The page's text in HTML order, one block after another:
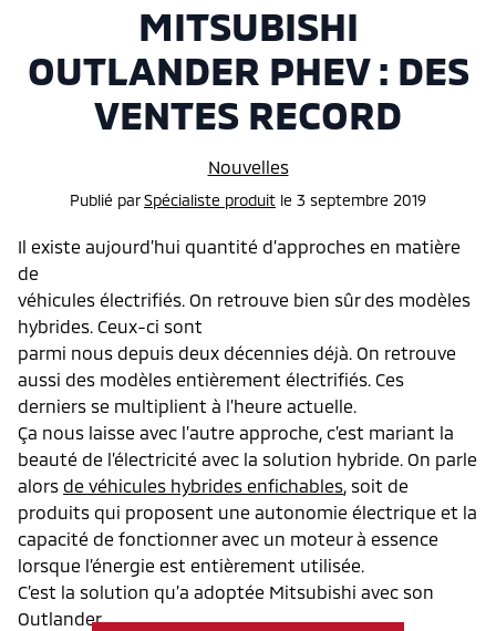
MITSUBISHI
OUTLANDER PHEV : DES
VENTES RECORD
Nouvelles
Publié par Spécialiste produit le 3 septembre 2019
Il existe aujourd’hui quantité d’approches en matière
de
véhicules électrifiés. On retrouve bien sûr des modèles
hybrides. Ceux-ci sont
parmi nous depuis deux décennies déjà. On retrouve
aussi des modèles entièrement électrifiés. Ces
derniers se multiplient à l’heure actuelle.
Ça nous laisse avec l’autre approche, c’est mariant la
beauté de l’électricité avec la solution hybride. On parle
alors de véhicules hybrides enfichables, soit de
produits qui proposent une autonomie électrique et la
capacité de fonctionner avec un moteur à essence
lorsque l’énergie est entièrement utilisée.
C’est la solution qu’a adoptée Mitsubishi avec son
Outlander.